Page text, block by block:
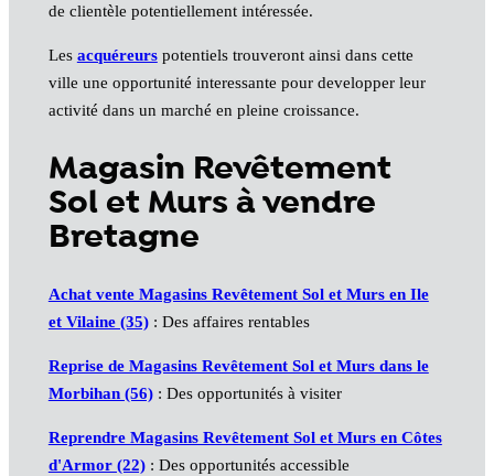
de clientèle potentiellement intéressée.
Les acquéreurspotentiels trouveront ainsi dans cette
ville une opportunité interessante pour developper leur
activité dans un marché en pleine croissance.
Magasin Revêtement
Sol et Murs à vendre
Bretagne
Achat vente Magasins Revêtement Sol et Murs en Ile
et Vilaine (35): Des affaires rentables
Reprise de Magasins Revêtement Sol et Murs dans le
Morbihan (56): Des opportunités à visiter
Reprendre Magasins Revêtement Sol et Murs en Côtes
d'Armor (22): Des opportunités accessible